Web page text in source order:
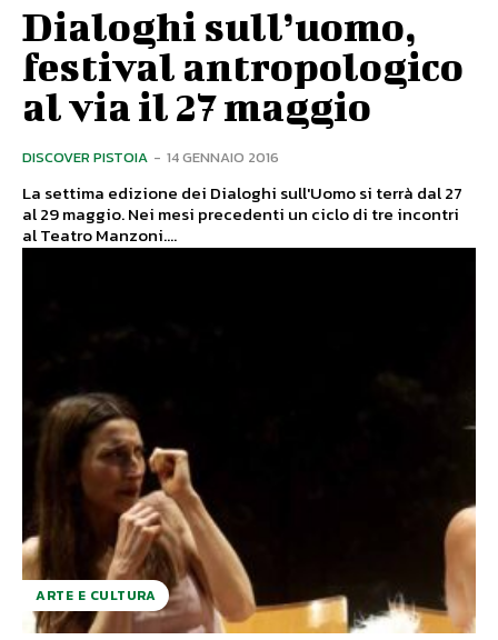
Dialoghi sull’uomo,
festival antropologico
al via il 27 maggio
DISCOVER PISTOIA - 14 GENNAIO 2016
La settima edizione dei Dialoghi sull'Uomo si terrà dal 27
al 29 maggio. Nei mesi precedenti un ciclo di tre incontri
al Teatro Manzoni....
ARTE E CULTURA